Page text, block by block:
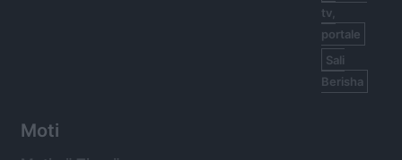
tv,
portale
Sali
Berisha
Moti